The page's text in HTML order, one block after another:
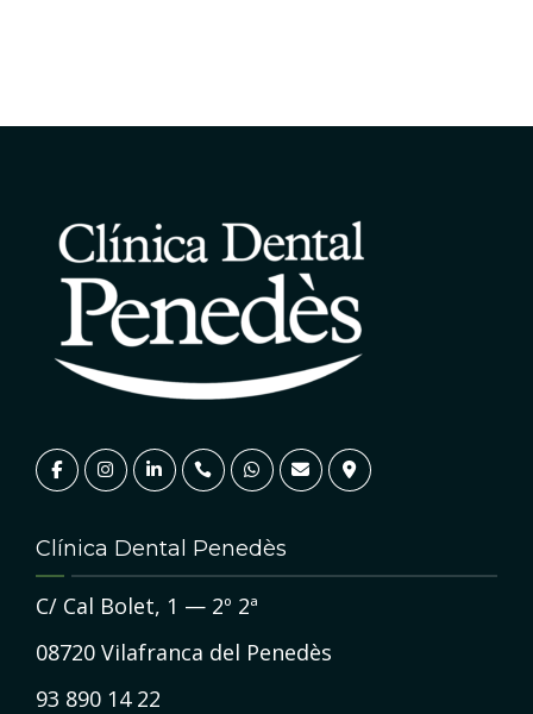
Clínica Dental Penedès
C/ Cal Bolet, 1 — 2º 2ª
08720 Vilafranca del Penedès
93 890 14 22